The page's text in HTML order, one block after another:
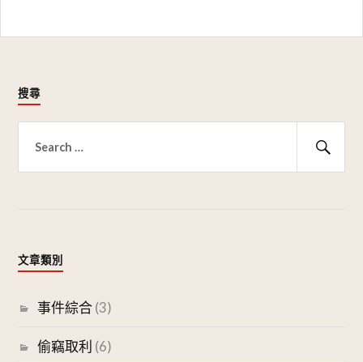
搜尋
關
文章類別
事件綜合(3)
偷竊取利 (6)